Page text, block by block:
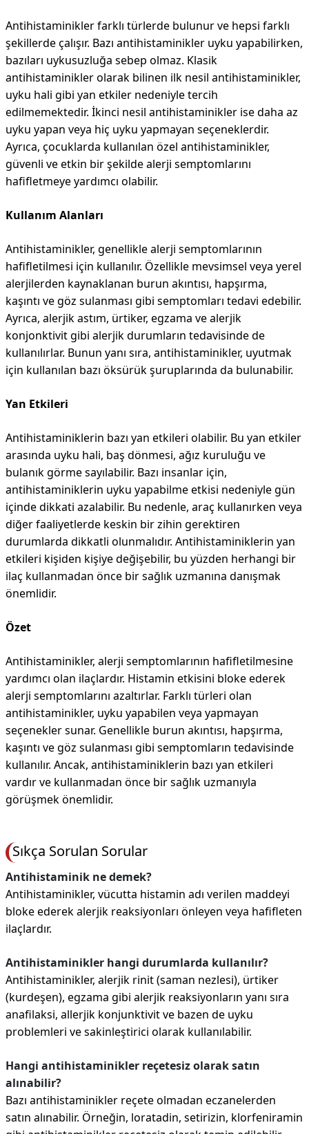
Antihistaminikler farklı türlerde bulunur ve hepsi farklı
şekillerde çalışır. Bazı antihistaminikler uyku yapabilirken,
bazıları uykusuzluğa sebep olmaz. Klasik
antihistaminikler olarak bilinen ilk nesil antihistaminikler,
uyku hali gibi yan etkiler nedeniyle tercih
edilmemektedir. İkinci nesil antihistaminikler ise daha az
uyku yapan veya hiç uyku yapmayan seçeneklerdir.
Ayrıca, çocuklarda kullanılan özel antihistaminikler,
güvenli ve etkin bir şekilde alerji semptomlarını
hafifletmeye yardımcı olabilir.
Kullanım Alanları
Antihistaminikler, genellikle alerji semptomlarının
hafifletilmesi için kullanılır. Özellikle mevsimsel veya yerel
alerjilerden kaynaklanan burun akıntısı, hapşırma,
kaşıntı ve göz sulanması gibi semptomları tedavi edebilir.
Ayrıca, alerjik astım, ürtiker, egzama ve alerjik
konjonktivit gibi alerjik durumların tedavisinde de
kullanılırlar. Bunun yanı sıra, antihistaminikler, uyutmak
için kullanılan bazı öksürük şuruplarında da bulunabilir.
Yan Etkileri
Antihistaminiklerin bazı yan etkileri olabilir. Bu yan etkiler
arasında uyku hali, baş dönmesi, ağız kuruluğu ve
bulanık görme sayılabilir. Bazı insanlar için,
antihistaminiklerin uyku yapabilme etkisi nedeniyle gün
içinde dikkati azalabilir. Bu nedenle, araç kullanırken veya
diğer faaliyetlerde keskin bir zihin gerektiren
durumlarda dikkatli olunmalıdır. Antihistaminiklerin yan
etkileri kişiden kişiye değişebilir, bu yüzden herhangi bir
ilaç kullanmadan önce bir sağlık uzmanına danışmak
önemlidir.
Özet
Antihistaminikler, alerji semptomlarının hafifletilmesine
yardımcı olan ilaçlardır. Histamin etkisini bloke ederek
alerji semptomlarını azaltırlar. Farklı türleri olan
antihistaminikler, uyku yapabilen veya yapmayan
seçenekler sunar. Genellikle burun akıntısı, hapşırma,
kaşıntı ve göz sulanması gibi semptomların tedavisinde
kullanılır. Ancak, antihistaminiklerin bazı yan etkileri
vardır ve kullanmadan önce bir sağlık uzmanıyla
görüşmek önemlidir.
Sıkça Sorulan Sorular
Antihistaminik ne demek?
Antihistaminikler, vücutta histamin adı verilen maddeyi
bloke ederek alerjik reaksiyonları önleyen veya hafifleten
ilaçlardır.
Antihistaminikler hangi durumlarda kullanılır?
Antihistaminikler, alerjik rinit (saman nezlesi), ürtiker
(kurdeşen), egzama gibi alerjik reaksiyonların yanı sıra
anafilaksi, allerjik konjunktivit ve bazen de uyku
problemleri ve sakinleştirici olarak kullanılabilir.
Hangi antihistaminikler reçetesiz olarak satın
alınabilir?
Bazı antihistaminikler reçete olmadan eczanelerden
satın alınabilir. Örneğin, loratadin, setirizin, klorfeniramin